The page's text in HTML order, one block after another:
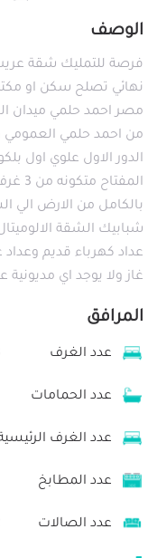
الوصف
فرصة للتمليك شقة
نهائي تصلح سكن او
الدور الاول علوي اول
بالكامل من الارض الي
شبابيك الشقة
عداد كهرباء قديم
غاز ولا يوجد اي مديونية علي
المرافق
عدد الغرف
عدد الحمامات
عدد الغرف
عدد المطابخ
عدد الصالات